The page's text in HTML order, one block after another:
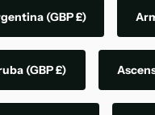
(GBP £)
(GBP £)